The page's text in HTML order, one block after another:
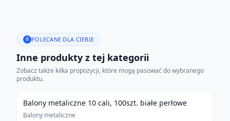
POLECANE DLA CIEBIE
Inne produkty z tej kategorii
Zobacz także kilka propozycji, które mogą pasować do wybranego
produktu.
Balony metaliczne 10 cali, 100szt. białe perłowe
Balony metaliczne